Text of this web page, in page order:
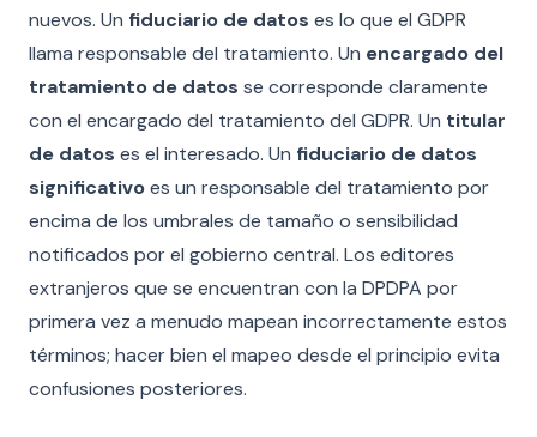
nuevos. Un fiduciario de datos es lo que el GDPR
llama responsable del tratamiento. Un encargado del
tratamiento de datos se corresponde claramente
con el encargado del tratamiento del GDPR. Un titular
de datos es el interesado. Un fiduciario de datos
significativoes un responsable del tratamiento por
encima de los umbrales de tamaño o sensibilidad
notificados por el gobierno central. Los editores
extranjeros que se encuentran con la DPDPA por
primera vez a menudo mapean incorrectamente estos
términos; hacer bien el mapeo desde el principio evita
confusiones posteriores.